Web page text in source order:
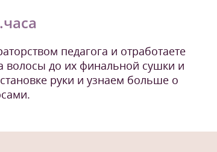
педагога и отработаете
волосы до их финальной сушки и
руки и узнаем больше о